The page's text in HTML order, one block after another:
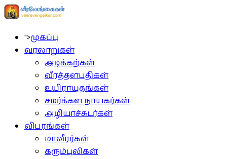
">முகப்பு
வரலாறுகள்
அடிக்கற்கள்
வீரத்தளபதிகள்
உயிராயுதங்கள்
சமர்க்கள நாயகர்கள்
அழியாச்சுடர்கள்
விபரங்கள்
மாவீரர்கள்
கரும்புலிகள்